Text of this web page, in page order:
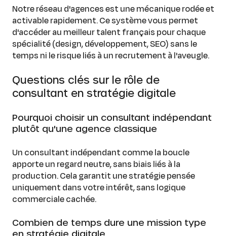
Notre réseau d'agences est une mécanique rodée et
activable rapidement. Ce système vous permet
d'accéder au meilleur talent français pour chaque
spécialité (design, développement, SEO) sans le
temps ni le risque liés à un recrutement à l'aveugle.
Questions clés sur le rôle de
consultant en stratégie digitale
Pourquoi choisir un consultant indépendant
plutôt qu'une agence classique
Un consultant indépendant comme la boucle
apporte un regard neutre, sans biais liés à la
production. Cela garantit une stratégie pensée
uniquement dans votre intérêt, sans logique
commerciale cachée.
Combien de temps dure une mission type
en stratégie digitale